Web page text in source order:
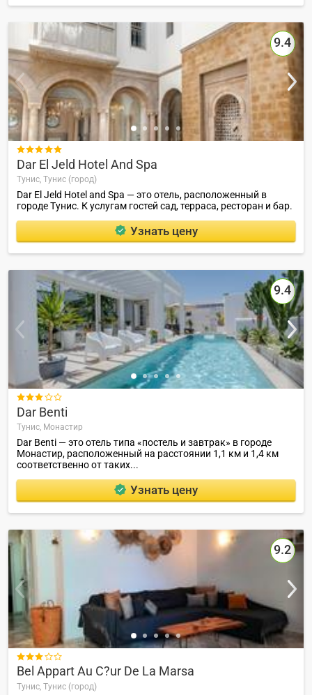
9.4

Dar El Jeld Hotel And Spa
Тунис, Тунис (город)
Dar El Jeld Hotel and Spa — это отель, расположенный в
городе Тунис. К услугам гостей сад, терраса, ресторан и бар.
Узнать цену
9.4

Dar Benti
Тунис, Монастир
Dar Benti — это отель типа «постель и завтрак» в городе
Монастир, расположенный на расстоянии 1,1 км и 1,4 км
соответственно от таких...
Узнать цену
9.2

Bel Appart Au C?ur De La Marsa
Тунис, Тунис (город)